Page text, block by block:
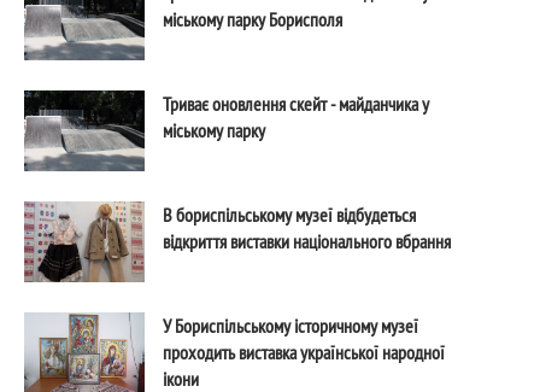
міському парку Борисполя
Триває оновлення скейт - майданчика у
міському парку
В бориспільському музеї відбудеться
відкриття виставки національного вбрання
У Бориспільському історичному музеї
проходить виставка української народної
ікони